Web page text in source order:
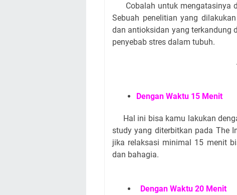
Cobalah untuk mengatasinya
Sebuah penelitian yang
dan antioksidan yang terkandung
penyebab stres dalam tubuh.
Dengan Waktu 15 Menit
Hal ini bisa kamu lakukan
study yang diterbitkan pada The
jika relaksasi minimal 15 menit
dan bahagia.
Dengan Waktu 20 Menit